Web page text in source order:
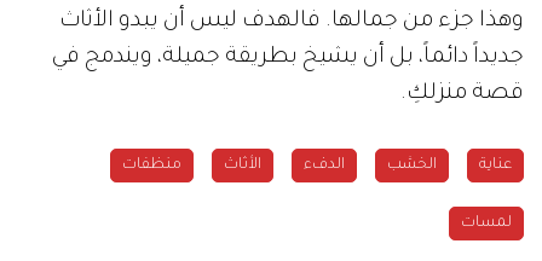
وهذا جزء من جمالها. فالهدف ليس أن يبدو الأثاث
جديداً دائماً، بل أن يشيخ بطريقة جميلة، ويندمج في
قصة منزلكِ.
عناية الخشب الدفء الأثاث منظفات
لمسات